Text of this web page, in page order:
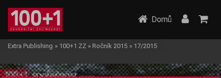
Domů
Extra Publishing » 100+1 ZZ » Ročník 2015 » 17/2015